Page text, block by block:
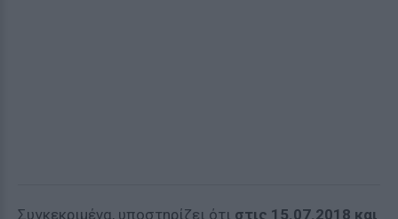
Συγκεκριμένα, υποστηρίζει ότι στις 15.07.2018 και